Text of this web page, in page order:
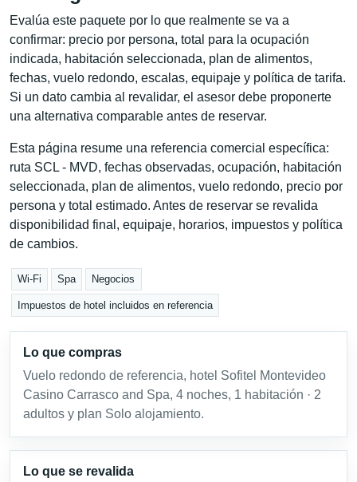
Evalúa este paquete por lo que realmente se va a
confirmar: precio por persona, total para la ocupación
indicada, habitación seleccionada, plan de alimentos,
fechas, vuelo redondo, escalas, equipaje y política de tarifa.
Si un dato cambia al revalidar, el asesor debe proponerte
una alternativa comparable antes de reservar.
Esta página resume una referencia comercial específica:
ruta SCL - MVD, fechas observadas, ocupación, habitación
seleccionada, plan de alimentos, vuelo redondo, precio por
persona y total estimado. Antes de reservar se revalida
disponibilidad final, equipaje, horarios, impuestos y política
de cambios.
Wi-Fi Spa Negocios
Impuestos de hotel incluidos en referencia
Lo que compras
Vuelo redondo de referencia, hotel Sofitel Montevideo
Casino Carrasco and Spa, 4 noches, 1 habitación · 2
adultos y plan Solo alojamiento.
Lo que se revalida